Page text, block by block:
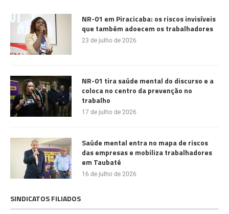
NR-01 em Piracicaba: os riscos invisíveis
que também adoecem os trabalhadores
23 de julho de 2026
NR-01 tira saúde mental do discurso e a
coloca no centro da prevenção no
trabalho
17 de julho de 2026
Saúde mental entra no mapa de riscos
das empresas e mobiliza trabalhadores
em Taubaté
16 de julho de 2026
SINDICATOS FILIADOS